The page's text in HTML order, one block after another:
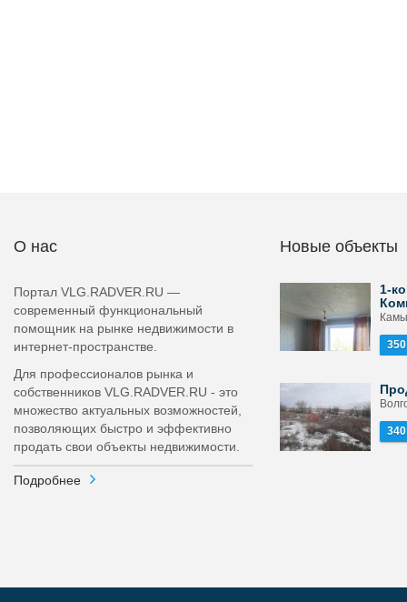
О нас
Портал VLG.RADVER.RU —
современный функциональный
помощник на рынке недвижимости в
интернет-пространстве.
Для профессионалов рынка и
собственников VLG.RADVER.RU - это
множество актуальных возможностей,
позволяющих быстро и эффективно
продать свои объекты недвижимости.
Подробнее
Новые объекты
1-